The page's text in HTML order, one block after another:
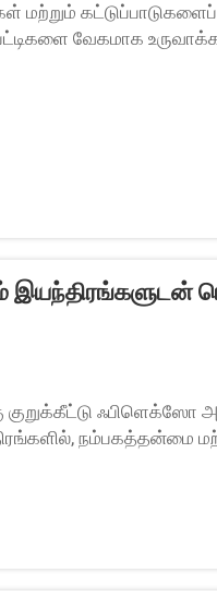
மற்றும்
வேகமாக
பொருள்
இயந்திரங்கள்
ஃபிளெக்ஸோ
நம்பகத்தன்மை